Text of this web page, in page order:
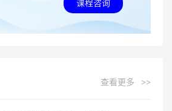
课程咨询
查看更多 >>